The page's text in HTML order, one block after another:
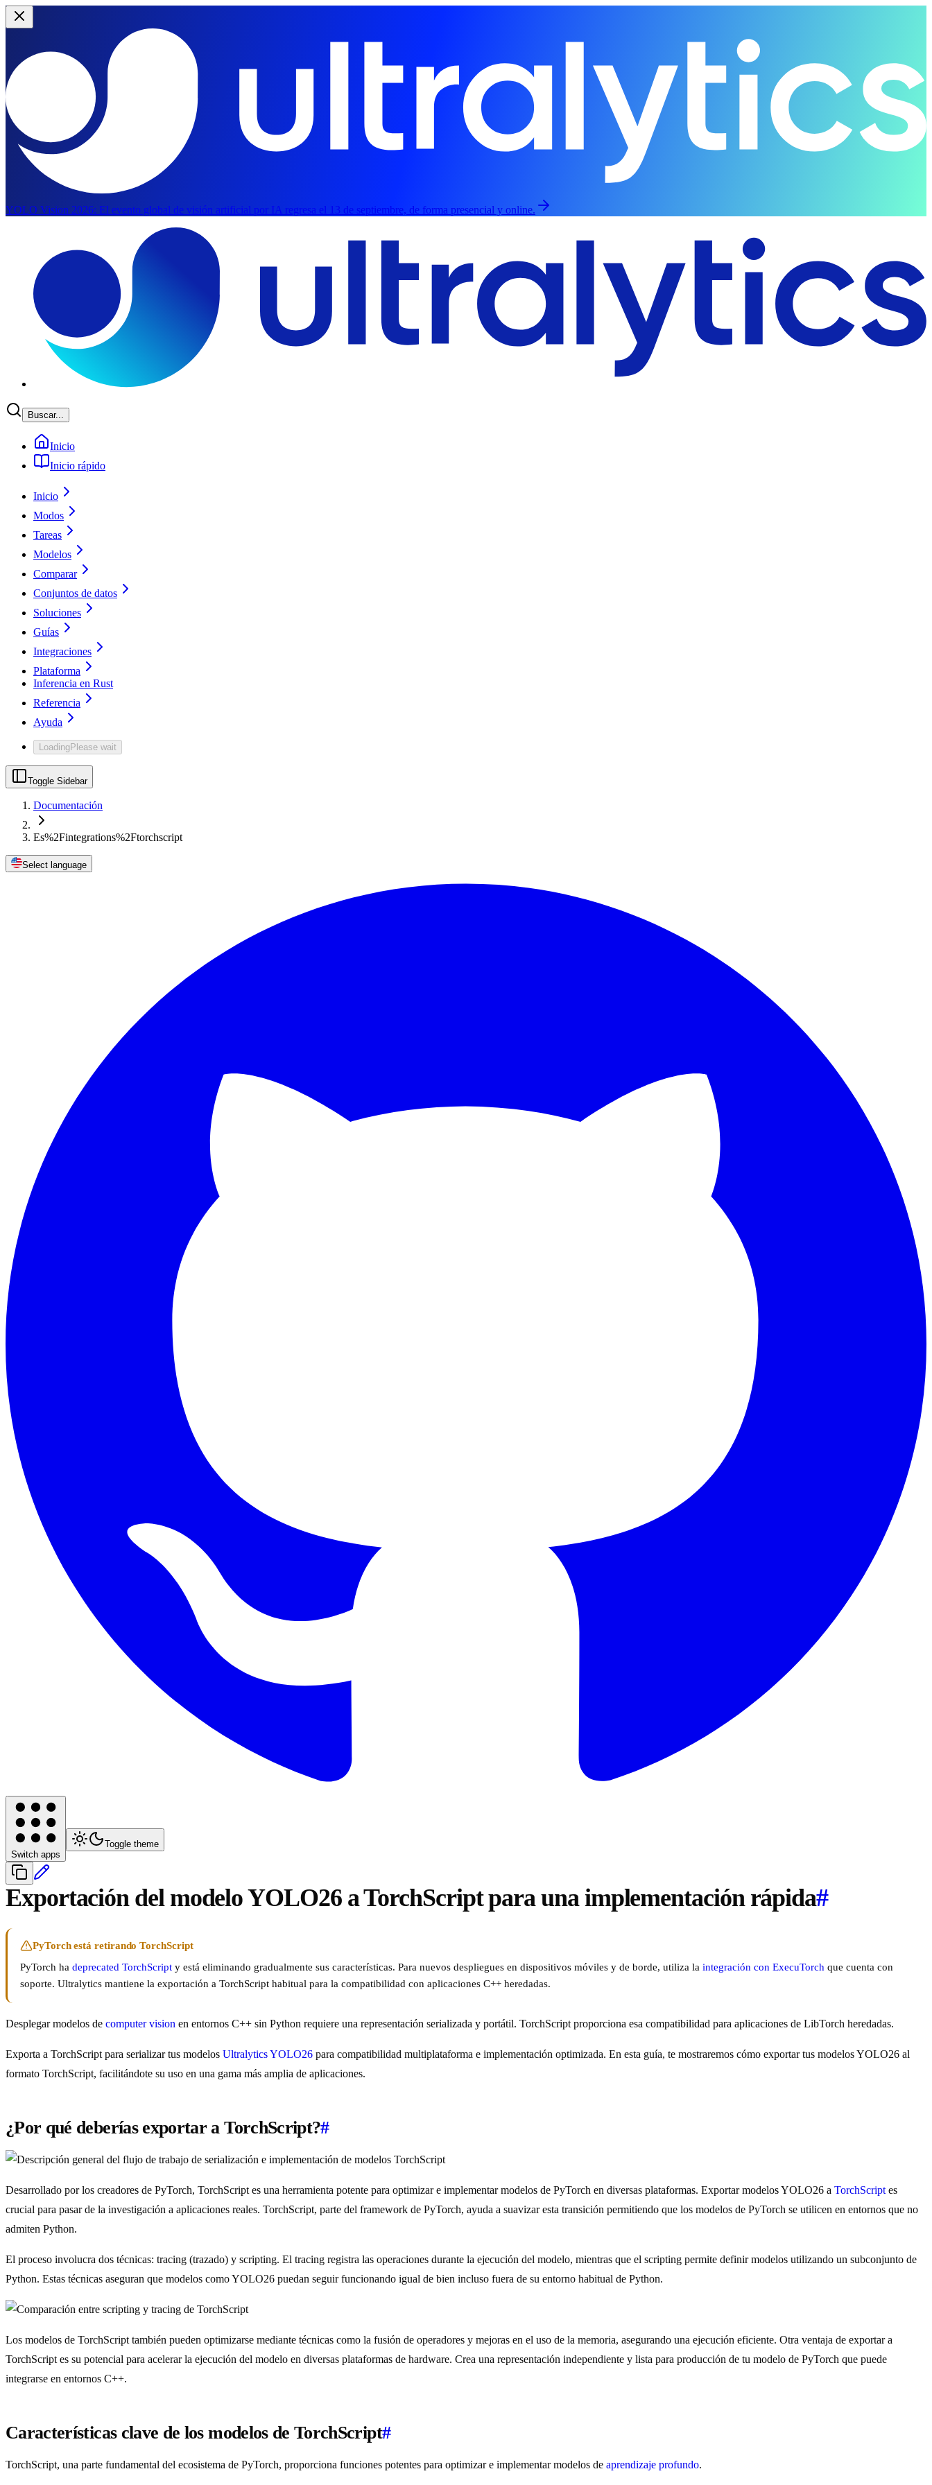
YOLO Vision 2026: El evento global de visión artificial por IA regresa el 13 de septiembre, de forma presencial y online.
Buscar...
Inicio
Inicio rápido
Inicio
Modos
Tareas
Modelos
Comparar
Conjuntos de datos
Soluciones
Guías
Integraciones
Plataforma
Inferencia en Rust
Referencia
Ayuda
LoadingPlease wait
Toggle Sidebar
Documentación
Es%2Fintegrations%2Ftorchscript
Select language
Switch apps
Toggle theme
Exportación del modelo YOLO26 a TorchScript para una implementación rápida#
PyTorch está retirando TorchScript
PyTorch ha deprecated TorchScript y está eliminando gradualmente sus características. Para nuevos despliegues en dispositivos móviles y de borde, utiliza la integración con ExecuTorch que cuenta con
soporte. Ultralytics mantiene la exportación a TorchScript habitual para la compatibilidad con aplicaciones C++ heredadas.
Desplegar modelos de computer vision en entornos C++ sin Python requiere una representación serializada y portátil. TorchScript proporciona esa compatibilidad para aplicaciones de LibTorch heredadas.
Exporta a TorchScript para serializar tus modelos Ultralytics YOLO26 para compatibilidad multiplataforma e implementación optimizada. En esta guía, te mostraremos cómo exportar tus modelos YOLO26 al
formato TorchScript, facilitándote su uso en una gama más amplia de aplicaciones.
¿Por qué deberías exportar a TorchScript?#
Desarrollado por los creadores de PyTorch, TorchScript es una herramienta potente para optimizar e implementar modelos de PyTorch en diversas plataformas. Exportar modelos YOLO26 a TorchScript es
crucial para pasar de la investigación a aplicaciones reales. TorchScript, parte del framework de PyTorch, ayuda a suavizar esta transición permitiendo que los modelos de PyTorch se utilicen en entornos que no
admiten Python.
El proceso involucra dos técnicas: tracing (trazado) y scripting. El tracing registra las operaciones durante la ejecución del modelo, mientras que el scripting permite definir modelos utilizando un subconjunto de
Python. Estas técnicas aseguran que modelos como YOLO26 puedan seguir funcionando igual de bien incluso fuera de su entorno habitual de Python.
Los modelos de TorchScript también pueden optimizarse mediante técnicas como la fusión de operadores y mejoras en el uso de la memoria, asegurando una ejecución eficiente. Otra ventaja de exportar a
TorchScript es su potencial para acelerar la ejecución del modelo en diversas plataformas de hardware. Crea una representación independiente y lista para producción de tu modelo de PyTorch que puede
integrarse en entornos C++.
Características clave de los modelos de TorchScript#
TorchScript, una parte fundamental del ecosistema de PyTorch, proporciona funciones potentes para optimizar e implementar modelos de aprendizaje profundo.